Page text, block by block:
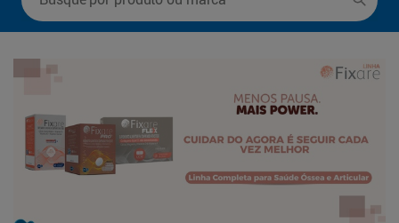
3
5º fralda xg
fralda xxg
º sabonete